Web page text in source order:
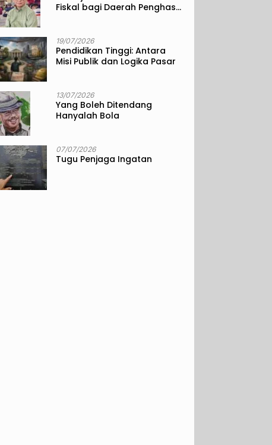
Fiskal bagi Daerah Penghasil
19/07/2026
Pendidikan Tinggi: Antara
Misi Publik dan Logika Pasar
13/07/2026
Yang Boleh Ditendang
Hanyalah Bola
07/07/2026
Tugu Penjaga Ingatan